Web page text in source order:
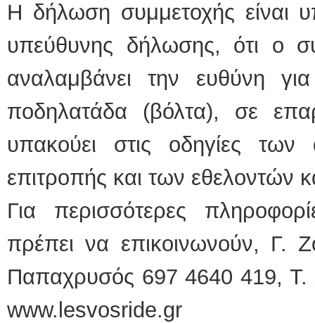
Η δήλωση συμμετοχής είναι
υπεύθυνης δήλωσης, ότι ο
αναλαμβάνει την ευθύνη
ποδηλατάδα (βόλτα), σε
υπακούει στις οδηγίες
επιτροπής και των εθελοντών
Για περισσότερες
πρέπει να επικοινωνούν,
Παπαχρυσός 697 4640 419, Τ.
www.lesvosride.gr